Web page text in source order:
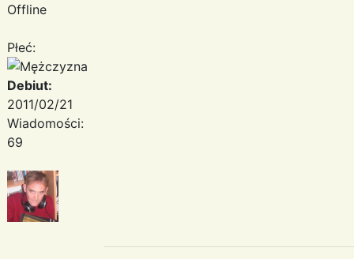
Offline
Płeć:
Debiut:
2011/02/21
Wiadomości:
69